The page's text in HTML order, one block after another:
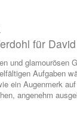
für
und glamourösen
Aufgaben
ein Augenmerk
angenehm